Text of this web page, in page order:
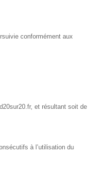
conformément aux
et résultant soit de
à l’utilisation du